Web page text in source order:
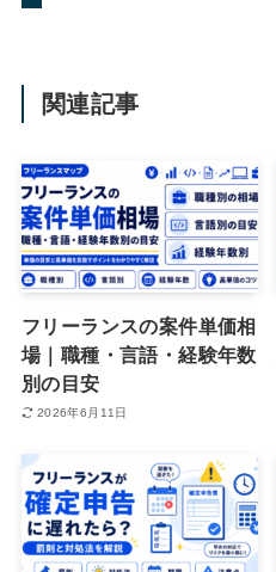
関連記事
フリーランスの案件単価相
場｜職種・言語・経験年数
別の目安
2026年6月11日